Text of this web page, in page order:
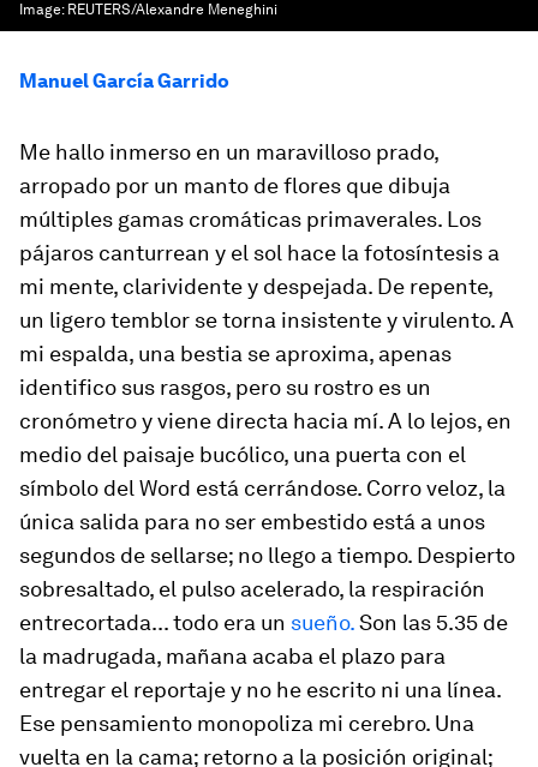
Image: REUTERS/Alexandre Meneghini
Manuel García Garrido
Me hallo inmerso en un maravilloso prado,
arropado por un manto de flores que dibuja
múltiples gamas cromáticas primaverales. Los
pájaros canturrean y el sol hace la fotosíntesis a
mi mente, clarividente y despejada. De repente,
un ligero temblor se torna insistente y virulento. A
mi espalda, una bestia se aproxima, apenas
identifico sus rasgos, pero su rostro es un
cronómetro y viene directa hacia mí. A lo lejos, en
medio del paisaje bucólico, una puerta con el
símbolo del Word está cerrándose. Corro veloz, la
única salida para no ser embestido está a unos
segundos de sellarse; no llego a tiempo. Despierto
sobresaltado, el pulso acelerado, la respiración
entrecortada... todo era un sueño.Son las 5.35 de
la madrugada, mañana acaba el plazo para
entregar el reportaje y no he escrito ni una línea.
Ese pensamiento monopoliza mi cerebro. Una
vuelta en la cama; retorno a la posición original;